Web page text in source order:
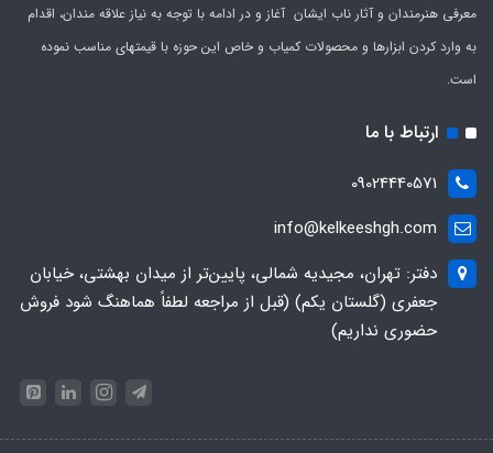
معرفی هنرمندان و آثار ناب ایشان آغاز و در ادامه با توجه به نیاز علاقه مندان، اقدام
به وارد کردن ابزارها و محصولات کمیاب و خاص این حوزه با قیمتهای مناسب نموده
است.
ارتباط با ما
09024440571
info@kelkeeshgh.com
دفتر: تهران، مجیدیه شمالی، پایین‌تر از میدان بهشتی، خیابان
جعفری (گلستان یکم) (قبل از مراجعه لطفاً هماهنگ شود فروش
حضوری نداریم)